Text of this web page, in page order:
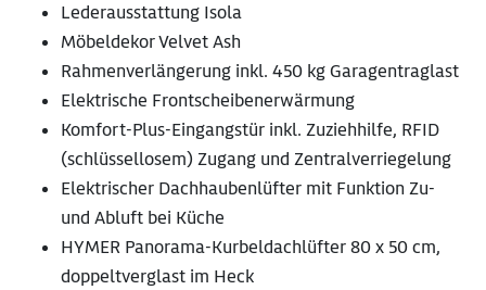
Lederausstattung Isola
Möbeldekor Velvet Ash
Rahmenverlängerung inkl. 450 kg Garagentraglast
Elektrische Frontscheibenerwärmung
Komfort-Plus-Eingangstür inkl. Zuziehhilfe, RFID
(schlüssellosem) Zugang und Zentralverriegelung
Elektrischer Dachhaubenlüfter mit Funktion Zu-
und Abluft bei Küche
HYMER Panorama-Kurbeldachlüfter 80 x 50 cm,
doppeltverglast im Heck